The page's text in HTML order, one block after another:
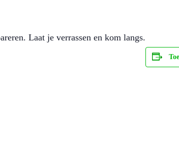
Laat je verrassen en kom langs.